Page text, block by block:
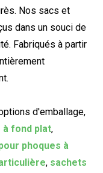
Nos sacs et
dans un souci de
Fabriqués à partir
d'emballage,
fond plat,
phoques à
, sachets